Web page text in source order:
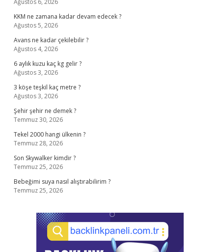
Ağustos 6, 2026
KKM ne zamana kadar devam edecek ?
Ağustos 5, 2026
Avans ne kadar çekilebilir ?
Ağustos 4, 2026
6 aylık kuzu kaç kg gelir ?
Ağustos 3, 2026
3 köşe teşkil kaç metre ?
Ağustos 3, 2026
Şehir şehir ne demek ?
Temmuz 30, 2026
Tekel 2000 hangi ülkenin ?
Temmuz 28, 2026
Son Skywalker kimdir ?
Temmuz 25, 2026
Bebeğimi suya nasıl alıştırabilirim ?
Temmuz 25, 2026